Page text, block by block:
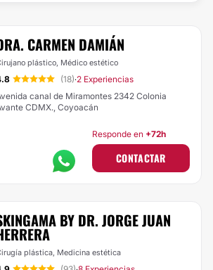
CARMEN DAMIÁN
plástico, Médico estético
(18)·2 Experiencias
canal de Miramontes 2342 Colonia
CDMX., Coyoacán
Responde en +72h
CONTACTAR
BY DR. JORGE JUAN
plástica, Medicina estética